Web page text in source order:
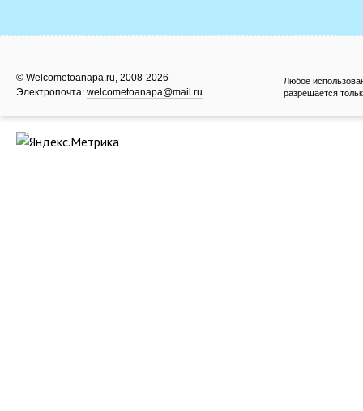
© Welcometoanapa.ru, 2008-2026
Электропочта: welcometoanapa@mail.ru
Любое
разрешается